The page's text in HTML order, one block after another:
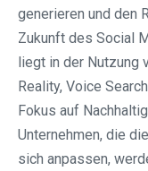
generieren und den
Zukunft des Social
liegt in der Nutzung
Reality, Voice
Fokus auf
Unternehmen, die
sich anpassen,